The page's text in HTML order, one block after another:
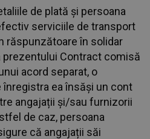
de plată și persoana
serviciile de transport
răspunzătoare în solidar
prezentului Contract comisă
acord separat, o
ea însăși un cont
angajații și/sau furnizorii
de caz, persoana
că angajații săi